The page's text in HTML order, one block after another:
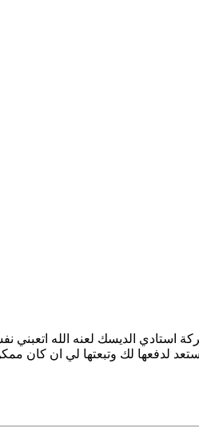
استادي الديسك لعنه الله اتعبني
لدفعها لك وتبعتها لي ان كان